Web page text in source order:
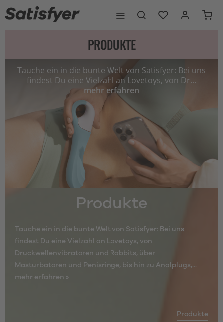
PRODUKTE
Tauche ein in die bunte Welt von Satisfyer: Bei uns
findest Du eine Vielzahl an Lovetoys, von Dr...
mehr erfahren
Produkte
Tauche ein in die bunte Welt von Satisfyer: Bei uns
findest Du eine Vielzahl an Lovetoys, von
Druckwellenvibratoren und Rabbits, über
Masturbatoren und Penisringe, bis hin zu Analplugs,...
mehr erfahren »
Produkte